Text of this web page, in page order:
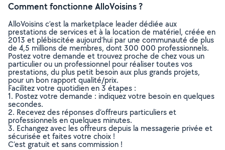
Comment fonctionne AlloVoisins ?
AlloVoisins c’est la marketplace leader dédiée aux
prestations de services et à la location de matériel, créée en
2013 et plébiscitée aujourd’hui par une communauté de plus
de 4,5 millions de membres, dont 300 000 professionnels.
Postez votre demande et trouvez proche de chez vous un
particulier ou un professionnel pour réaliser toutes vos
prestations, du plus petit besoin aux plus grands projets,
pour un bon rapport qualité/prix.
Facilitez votre quotidien en 3 étapes :
1. Postez votre demande : indiquez votre besoin en quelques
secondes.
2. Recevez des réponses d’offreurs particuliers et
professionnels en quelques minutes.
3. Echangez avec les offreurs depuis la messagerie privée et
sécurisée et faites votre choix !
C’est gratuit et sans commission !